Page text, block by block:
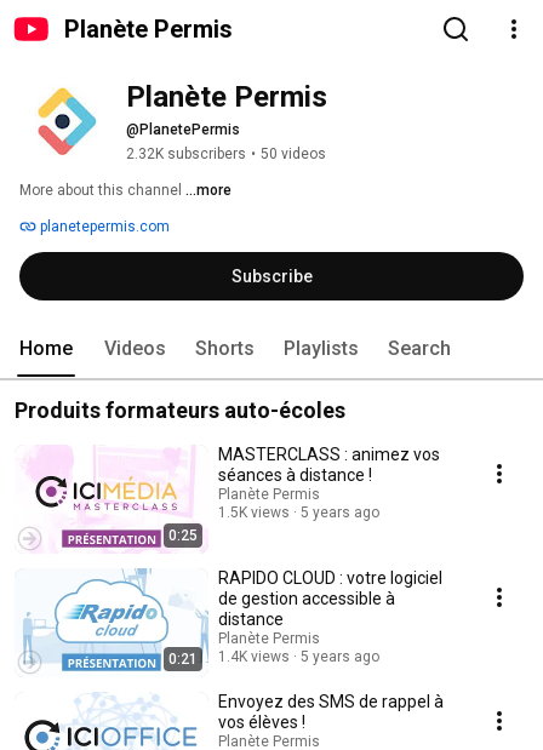
Planète Permis
Planète Permis
@PlanetePermis
2.32K subscribers • 50 videos
More about this channel ...more
planetepermis.com
Subscribe
Home Videos Shorts Playlists Search
Produits formateurs auto-écoles
0:25
MASTERCLASS : animez vos
séances à distance !
Planète Permis
1.5K views
5 years ago
0:21
RAPIDO CLOUD : votre logiciel
de gestion accessible à
distance
Planète Permis
1.4K views
5 years ago
Envoyez des SMS de rappel à
vos élèves !
Planète Permis